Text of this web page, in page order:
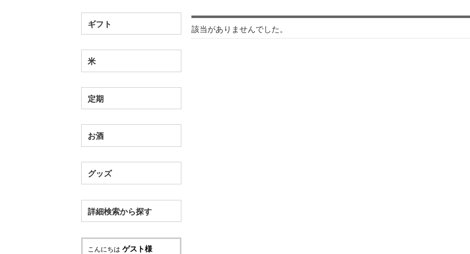
ギフト
米
定期
お酒
グッズ
詳細検索から探す
こんにちは ゲスト様
該当がありませんでした。